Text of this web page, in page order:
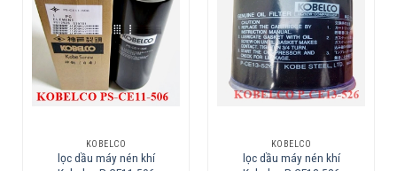
KOBELCO
lọc dầu máy nén khí
KOBELCO
lọc dầu máy nén khí